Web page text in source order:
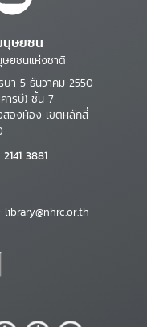
นุษยชน
ยชนแห่งชาติ
ษา 5 ธันวาคม 2550
ารบี) ชั้น 7
องห้อง เขตหลักสี่
3881
library@nhrc.or.th